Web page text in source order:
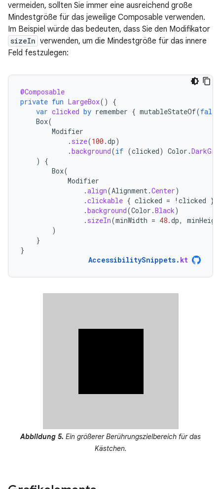
vermeiden, sollten Sie immer eine ausreichend große
Mindestgröße für das jeweilige Composable verwenden.
Im Beispiel würde das bedeuten, dass Sie den Modifikator
sizeIn verwenden, um die Mindestgröße für das innere
Feld festzulegen:
@Composable
private fun LargeBox()
{
var clicked by remember { mutableStateOf(false
Box(
Modifier
. size(100.dp)
.background(if (clicked) Color .
)
{
Box(
Modifier
.align(Alignment.Center)
.clickable { clicked = ! clicked }
.background(Color .Black)
. sizeIn(minWidth = 48.dp,
)
}
}
AccessibilitySnippets. kt
Abbildung 5. Ein größerer Berührungszielbereich für das
Kästchen.